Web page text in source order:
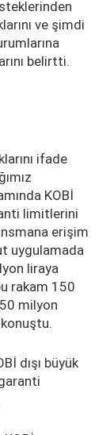
ve şimdi
belirtti.
ifade
KOBİ
limitlerini
erişim
uygulamada
liraya
rakam 150
milyon
dışı büyük